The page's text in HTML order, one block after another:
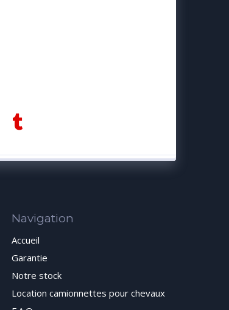
Navigation
Accueil
Garantie
Notre stock
Location camionnettes pour chevaux